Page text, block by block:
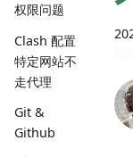
权限问题
Clash 配置
特定网站不
走代理
Git &
Github